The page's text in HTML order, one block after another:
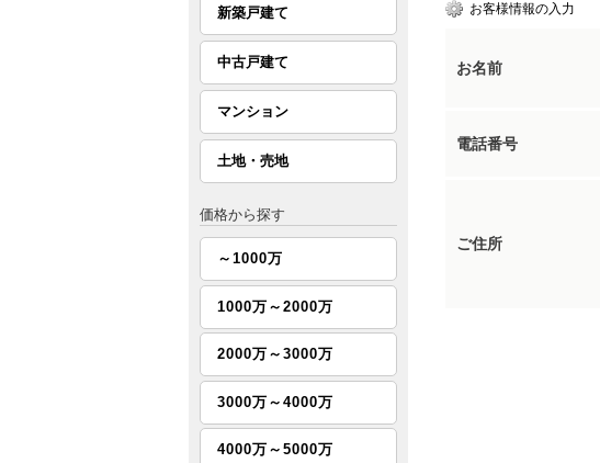
お客様情報の入力
お名前
電話番号
ご住所
新築戸建て
中古戸建て
マンション
土地・売地
価格から探す
～1000万
1000万～2000万
2000万～3000万
3000万～4000万
4000万～5000万